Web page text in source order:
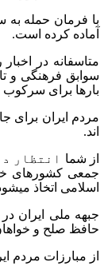
با فرمان حمله
آماده کرده است.
متاسفانه در
سوابق فرهنگی و
بارها برای سرکوب
مردم ایران برای
اند.
از شما انتظار
جمعی کشورهای
اسلامی اتخاذ
جبهه ملی ایران
حافظ صلح و
از مبارزات مردم